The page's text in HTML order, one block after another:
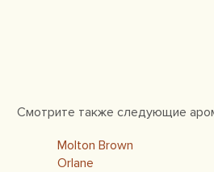
Смотрите также следующие
Molton Brown
Orlane